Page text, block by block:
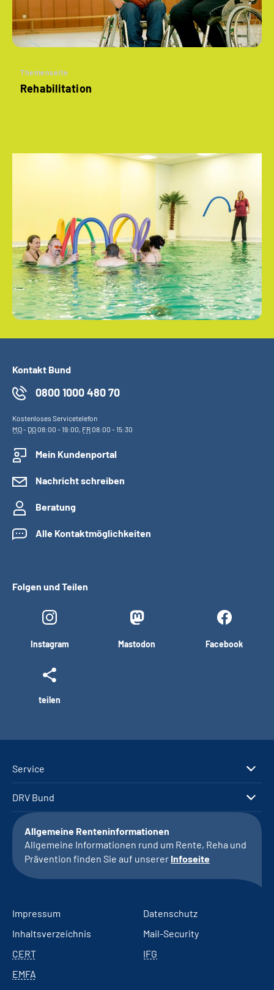
Themenseite
Rehabilitation
Kontakt Bund
0800 1000 480 70
Kostenloses Servicetelefon
MO- DO08:00 - 19:00, FR08:00 - 15:30
Mein Kundenportal
Nachricht schreiben
Beratung
Alle Kontaktmöglichkeiten
Folgen und Teilen
Instagram Mastodon Facebook
teilen
Service
DRV Bund
Allgemeine Renteninformationen
Allgemeine Informationen rund um Rente, Reha und
Prävention finden Sie auf unserer Infoseite
Impressum
Datenschutz
Inhaltsverzeichnis
Mail-Security
CERT
IFG
EMFA